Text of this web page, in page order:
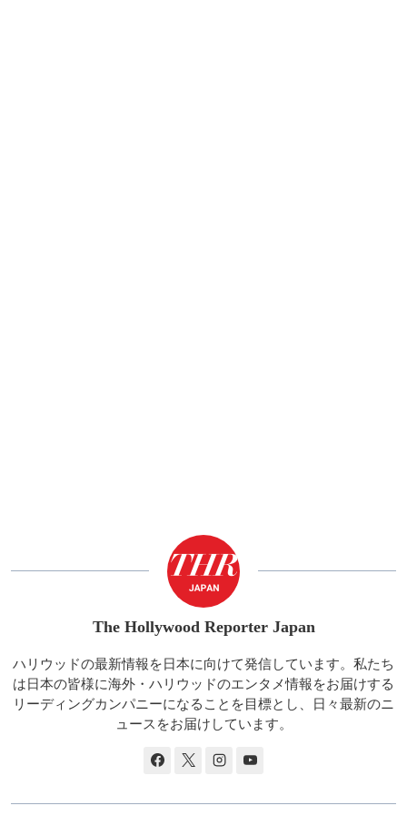
The Hollywood Reporter Japan
ハリウッドの最新情報を日本に向けて発信しています。私たち
は日本の皆様に海外・ハリウッドのエンタメ情報をお届けする
リーディングカンパニーになることを目標とし、日々最新のニ
ュースをお届けしています。